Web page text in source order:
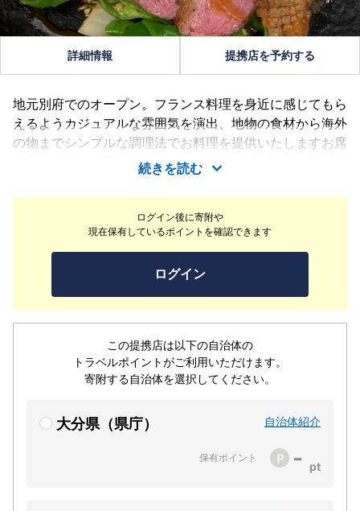
ログイン後に寄附や
現在保有しているポイントを確認できます
ログイン
この提携店は以下の自治体の
トラベルポイントがご利用いただけます。
寄附する自治体を選択してください。
大分県（県庁） 自治体紹介
保有ポイント -
詳細情報 提携店を予約する
地元別府でのオープン。フランス料理を身近に感じてもら
えるようカジュアルな雰囲気を演出、地物の食材から海外
の物までシンプルな調理法でお料理を提供いたしますお席
が空いていれば予約無しでもOK！ただ店主1人での営業な
のでお時間がかかることも…お時間を持ってのご来店をお
待ちしております。
続きを読む